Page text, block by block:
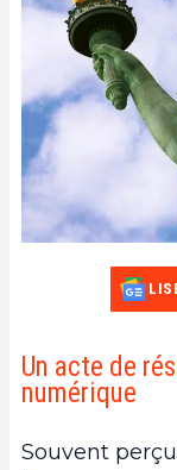
Un acte de
numérique
Souvent